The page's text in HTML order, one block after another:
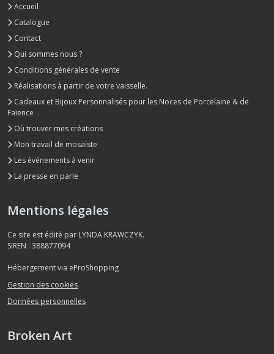
Accueil
Catalogue
Contact
Qui sommes nous ?
Conditions générales de vente
Réalisations à partir de votre vaisselle.
Cadeaux et Bijoux Personnalisés pour les Noces de Porcelaine & de
Faïence
Où trouver mes créations
Mon travail de mosaïste
Les événements à venir
La presse en parle
Mentions légales
Ce site est édité par LYNDA KRAWCZYK.
SIREN : 388877094
Hébergement via eProShopping
Gestion des cookies
Données personnelles
Broken Art